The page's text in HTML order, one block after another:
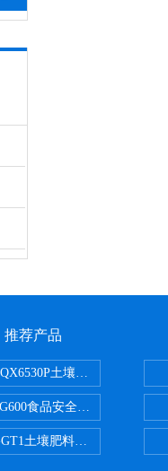
推荐产品
土壤氧化还原电位检
食品安全检测仪
土壤肥料养分检测仪